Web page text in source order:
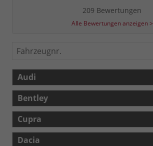
209 Bewertungen
Alle Bewertungen anzeigen >
Fahrzeugnr.
Audi
Bentley
Cupra
Dacia